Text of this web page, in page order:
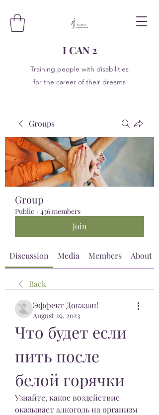
I CAN 2
Training people with disabilities
for the career of their dreams
Groups
Group
Public · 436 members
Join
Discussion Media Members About
Back
Эффект Доказан!
August 29, 2023
Что будет если
пить после
белой горячки
Узнайте, какое воздействие
оказывает алкоголь на организм